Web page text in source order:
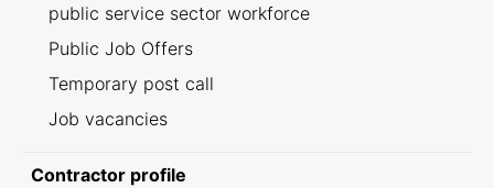
public service sector workforce
Public Job Offers
Temporary post call
Job vacancies
Contractor profile